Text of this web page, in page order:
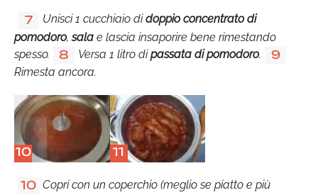
7 Unisci 1 cucchiaio didoppio concentrato di
pomodoro,sala e lascia insaporire bene rimestando
spesso.
8 Versa 1 litro dipassata di pomodoro. 9
Rimesta ancora.
10 11
10 Copri con un coperchio (meglio se piatto e più